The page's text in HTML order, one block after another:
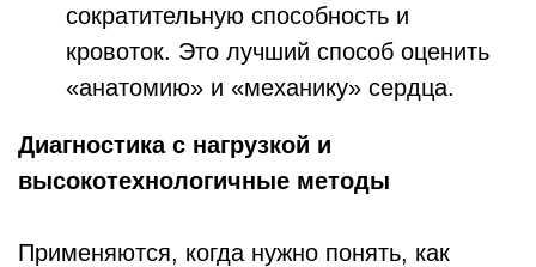
сократительную способность и
кровоток. Это лучший способ оценить
«анатомию» и «механику» сердца.
Диагностика с нагрузкой и
высокотехнологичные методы
Применяются, когда нужно понять, как